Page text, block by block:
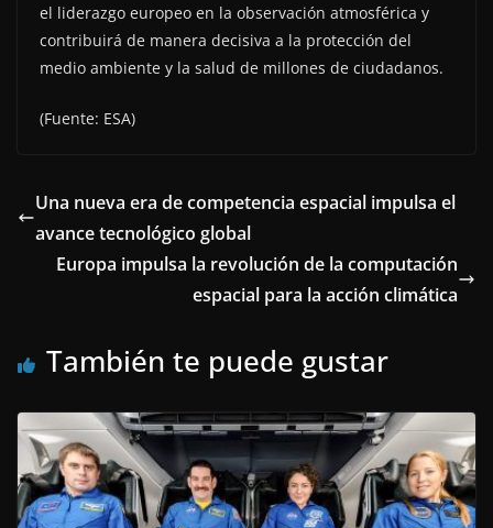
el liderazgo europeo en la observación atmosférica y
contribuirá de manera decisiva a la protección del
medio ambiente y la salud de millones de ciudadanos.
(Fuente: ESA)
Una nueva era de competencia espacial impulsa el
avance tecnológico global
Europa impulsa la revolución de la computación
espacial para la acción climática
También te puede gustar